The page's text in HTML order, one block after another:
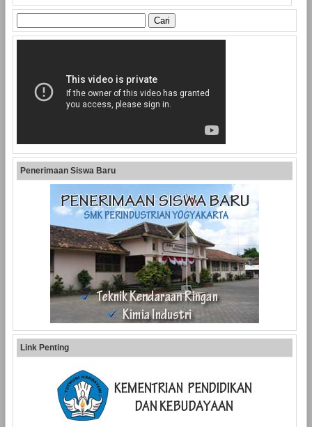
untuk:
Penerimaan Siswa Baru
Link Penting